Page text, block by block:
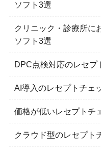
ソフト3選
クリニック・診療所に
ソフト3選
DPC点検対応のレセプ
AI導入のレセプトチェ
価格が低いレセプトチ
クラウド型のレセプト